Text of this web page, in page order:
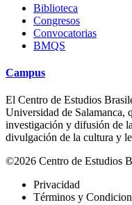
Biblioteca
Congresos
Convocatorias
BMQS
Campus
El Centro de Estudios
Universidad de Salamanca,
investigación y difusión de
divulgación de la cultura y
©2026 Centro de Estudios
Privacidad
Términos y